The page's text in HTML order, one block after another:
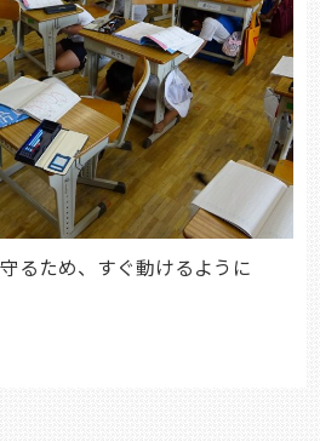
るため、すぐ動けるように